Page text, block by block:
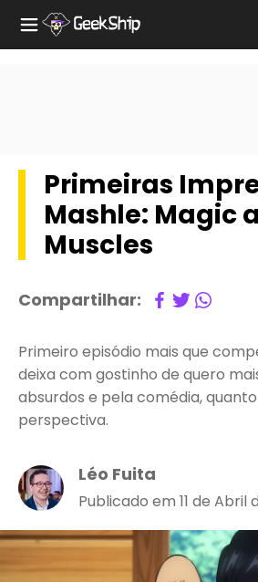
Primeiras
Mashle: Magic
Muscles
Compartilhar:
Primeiro episódio mais que
deixa com gostinho de quero
absurdos e pela comédia,
perspectiva.
Léo Fuita
Publicado em 11 de Abril